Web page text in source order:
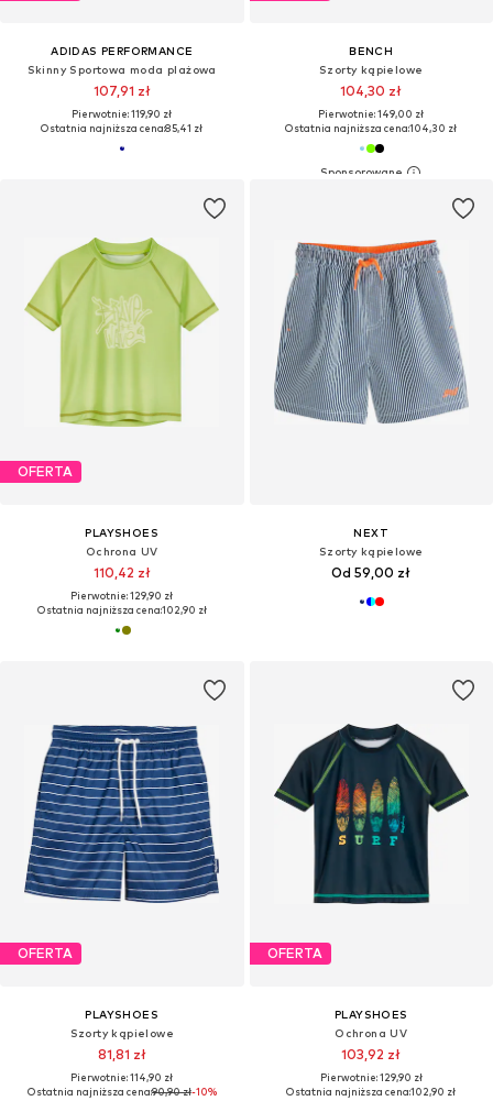
ADIDAS PERFORMANCE
Skinny Sportowa moda plażowa
107,91 zł
Pierwotnie: 119,90 zł
Ostatnia najniższa cena:85,41 zł
BENCH
Szorty kąpielowe
104,30 zł
Pierwotnie: 149,00 zł
Ostatnia najniższa cena:104,30 zł
OFERTA
PLAYSHOES
Ochrona UV
110,42 zł
Pierwotnie: 129,90 zł
Ostatnia najniższa cena:102,90 zł
NEXT
Szorty kąpielowe
Od 59,00 zł
OFERTA
PLAYSHOES
Szorty kąpielowe
81,81 zł
Pierwotnie: 114,90 zł
Ostatnia najniższa cena:90,90 zł-10%
OFERTA
PLAYSHOES
Ochrona UV
103,92 zł
Pierwotnie: 129,90 zł
Ostatnia najniższa cena:102,90 zł